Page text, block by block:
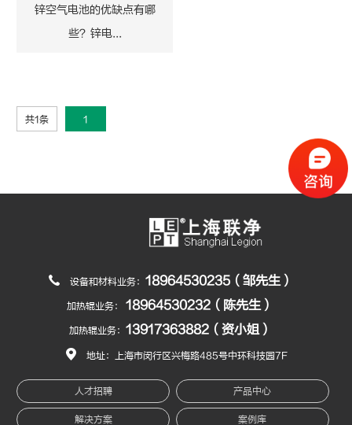
锌空气电池的优缺点有哪
些？锌电...
共1条 1
设备和材料业务： 18964530235（邹先生）
加热辊业务： 18964530232（陈先生）
加热辊业务： 13917363882（资小姐）
地址：上海市闵行区兴梅路485号中环科技园7F
人才招聘 产品中心
解决方案 案例库